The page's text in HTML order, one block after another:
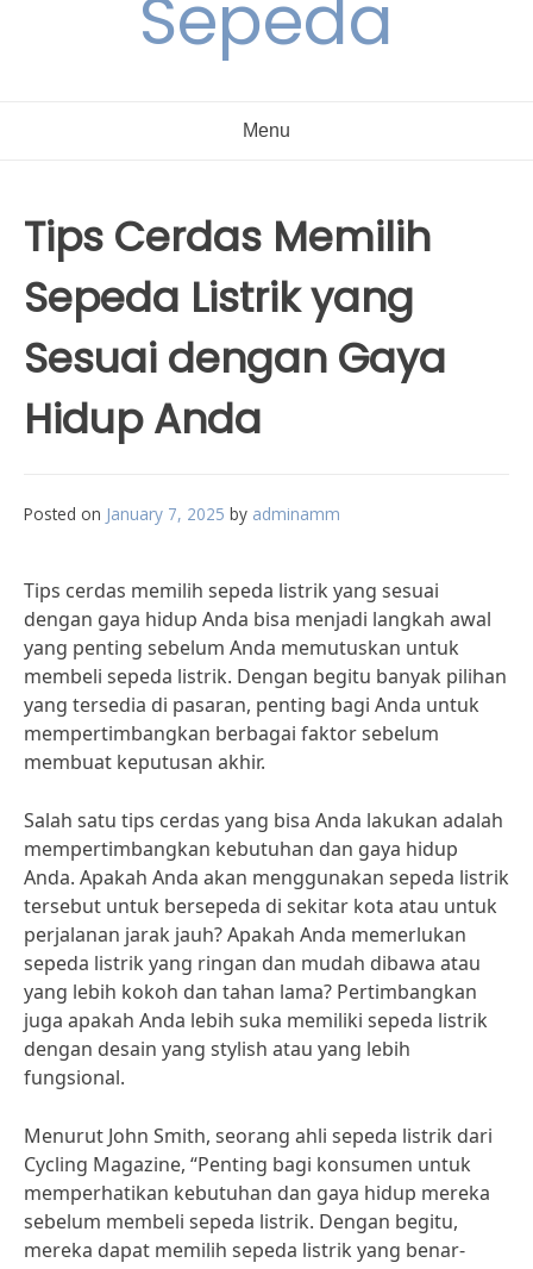
Sepeda
Menu
Tips Cerdas Memilih
Sepeda Listrik yang
Sesuai dengan Gaya
Hidup Anda
Posted on January 7, 2025 by adminamm
Tips cerdas memilih sepeda listrik yang sesuai
dengan gaya hidup Anda bisa menjadi langkah awal
yang penting sebelum Anda memutuskan untuk
membeli sepeda listrik. Dengan begitu banyak pilihan
yang tersedia di pasaran, penting bagi Anda untuk
mempertimbangkan berbagai faktor sebelum
membuat keputusan akhir.
Salah satu tips cerdas yang bisa Anda lakukan adalah
mempertimbangkan kebutuhan dan gaya hidup
Anda. Apakah Anda akan menggunakan sepeda listrik
tersebut untuk bersepeda di sekitar kota atau untuk
perjalanan jarak jauh? Apakah Anda memerlukan
sepeda listrik yang ringan dan mudah dibawa atau
yang lebih kokoh dan tahan lama? Pertimbangkan
juga apakah Anda lebih suka memiliki sepeda listrik
dengan desain yang stylish atau yang lebih
fungsional.
Menurut John Smith, seorang ahli sepeda listrik dari
Cycling Magazine, “Penting bagi konsumen untuk
memperhatikan kebutuhan dan gaya hidup mereka
sebelum membeli sepeda listrik. Dengan begitu,
mereka dapat memilih sepeda listrik yang benar-